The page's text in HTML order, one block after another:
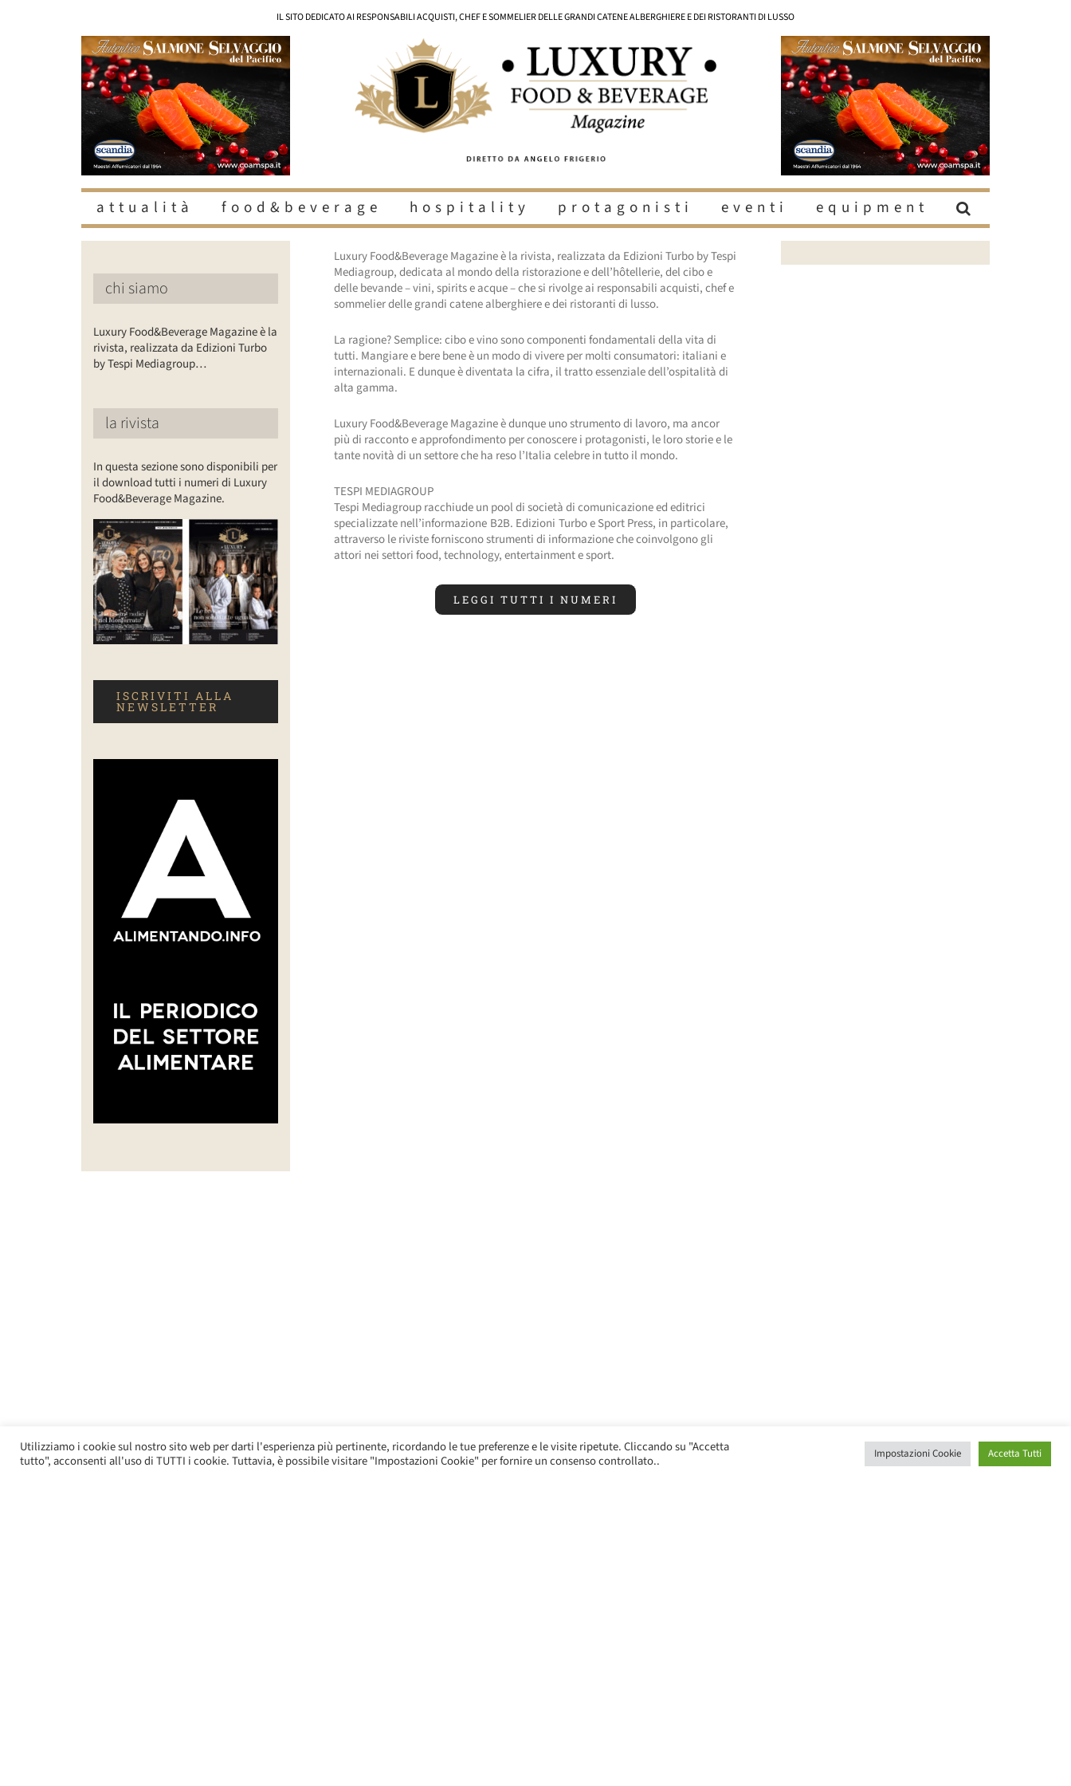
IL SITO DEDICATO AI RESPONSABILI ACQUISTI, CHEF E SOMMELIER DELLE GRANDI CATENE ALBERGHIERE E DEI RISTORANTI DI LUSSO
attualità food&beverage hospitality protagonisti eventi equipment
Luxury Food&Beverage Magazine è la rivista, realizzata da Edizioni Turbo by Tespi
Mediagroup, dedicata al mondo della ristorazione e dell’hôtellerie, del cibo e
delle bevande – vini, spirits e acque – che si rivolge ai responsabili acquisti, chef e
sommelier delle grandi catene alberghiere e dei ristoranti di lusso.
La ragione? Semplice: cibo e vino sono componenti fondamentali della vita di
tutti. Mangiare e bere bene è un modo di vivere per molti consumatori: italiani e
internazionali. E dunque è diventata la cifra, il tratto essenziale dell’ospitalità di
alta gamma.
Luxury Food&Beverage Magazine è dunque uno strumento di lavoro, ma ancor
più di racconto e approfondimento per conoscere i protagonisti, le loro storie e le
tante novità di un settore che ha reso l’Italia celebre in tutto il mondo.
TESPI MEDIAGROUP
Tespi Mediagroup racchiude un pool di società di comunicazione ed editrici
specializzate nell’informazione B2B. Edizioni Turbo e Sport Press, in particolare,
attraverso le riviste forniscono strumenti di informazione che coinvolgono gli
attori nei settori food, technology, entertainment e sport.
LEGGI TUTTI I NUMERI
chi siamo
Luxury Food&Beverage Magazine è la
rivista, realizzata da Edizioni Turbo
by Tespi Mediagroup…
la rivista
In questa sezione sono disponibili per
il download tutti i numeri di Luxury
Food&Beverage Magazine.
ISCRIVITI ALLA
NEWSLETTER
Utilizziamo i cookie sul nostro sito web per darti l'esperienza più pertinente, ricordando le tue preferenze e le visite ripetute. Cliccando su "Accetta
tutto", acconsenti all'uso di TUTTI i cookie. Tuttavia, è possibile visitare "Impostazioni Cookie" per fornire un consenso controllato..
Impostazioni Cookie Accetta Tutti